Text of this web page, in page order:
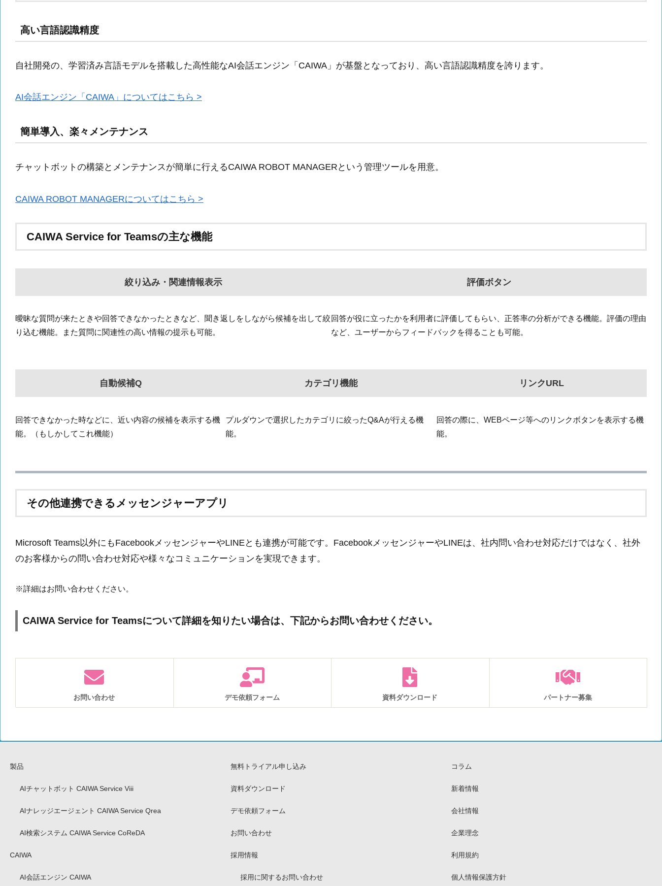
高い言語認識精度
自社開発の、学習済み言語モデルを搭載した高性能なAI会話エンジン「CAIWA」が基盤となっており、高い言語認識精度を誇ります。
AI会話エンジン「CAIWA」についてはこちら >
簡単導入、楽々メンテナンス
チャットボットの構築とメンテナンスが簡単に行えるCAIWA ROBOT MANAGERという管理ツールを用意。
CAIWA ROBOT MANAGERについてはこちら >
CAIWA Service for Teamsの主な機能
絞り込み・関連情報表示
曖昧な質問が来たときや回答できなかったときなど、聞き返しをしながら候補を出して絞
り込む機能。また質問に関連性の高い情報の提示も可能。
評価ボタン
回答が役に立ったかを利用者に評価してもらい、正答率の分析ができる機能。評価の理由
など、ユーザーからフィードバックを得ることも可能。
自動候補Q
回答できなかった時などに、近い内容の候補を表示する機
能。（もしかしてこれ機能）
カテゴリ機能
プルダウンで選択したカテゴリに絞ったQ&Aが行える機
能。
リンクURL
回答の際に、WEBページ等へのリンクボタンを表示する機
能。
その他連携できるメッセンジャーアプリ
Microsoft Teams以外にもFacebookメッセンジャーやLINEとも連携が可能です。FacebookメッセンジャーやLINEは、社内問い合わせ対応だけではなく、社外
のお客様からの問い合わせ対応や様々なコミュニケーションを実現できます。
※詳細はお問い合わせください。
CAIWA Service for Teamsについて詳細を知りたい場合は、下記からお問い合わせください。
お問い合わせ デモ依頼フォーム 資料ダウンロード パートナー募集
製品
AIチャットボット CAIWA Service Viii
AIナレッジエージェント CAIWA Service Qrea
AI検索システム CAIWA Service CoReDA
CAIWA
AI会話エンジン CAIWA
無料トライアル申し込み
資料ダウンロード
デモ依頼フォーム
お問い合わせ
採用情報
採用に関するお問い合わせ
コラム
新着情報
会社情報
企業理念
利用規約
個人情報保護方針